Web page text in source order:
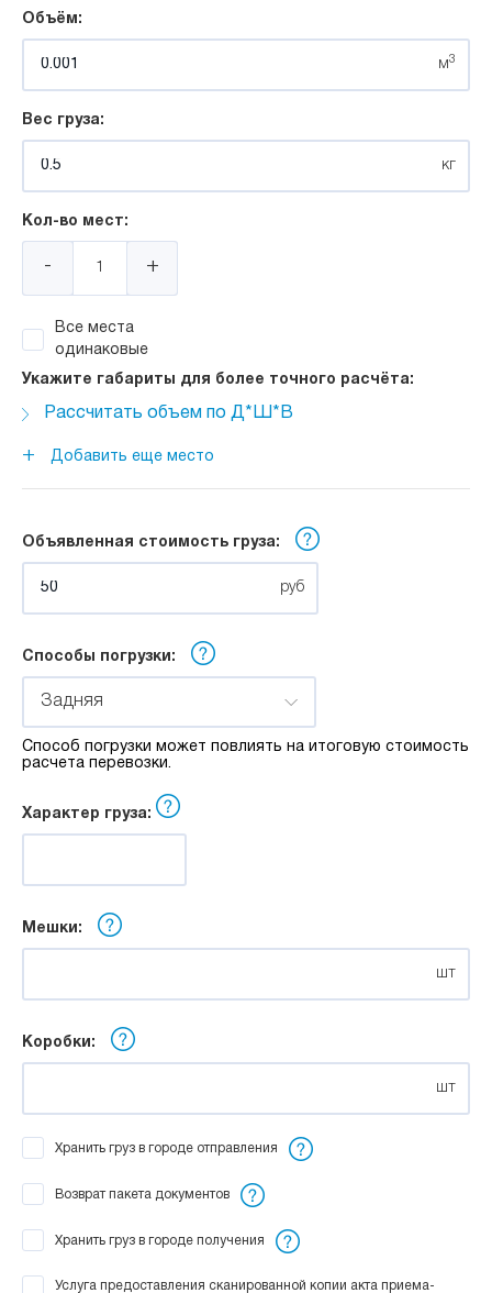
Укажите габариты для более точного расчёта:
Рассчитать объем по Д*Ш*В
Длина:
Ширина:
м
Объём:
м3
Вес груза:
кг
Кол-во мест:
- +
Все места
одинаковые
+ Добавить еще место
Объявленная стоимость груза:
руб
Способы погрузки:
Задняя
Способ погрузки может повлиять на итоговую стоимость
расчета перевозки.
Характер груза:
Мешки:
шт
Коробки:
шт
Хранить груз в городе отправления
Возврат пакета документов
Хранить груз в городе получения
Услуга предоставления сканированной копии акта приема-